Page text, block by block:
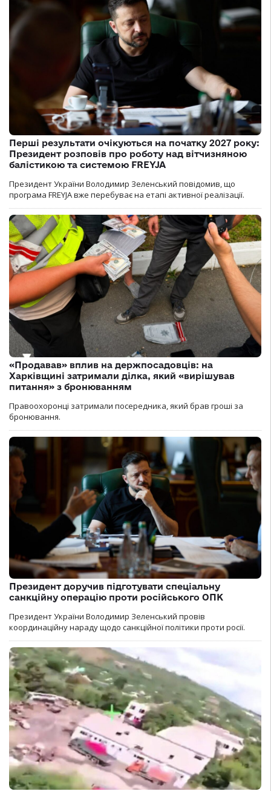
Перші результати очікуються на початку 2027 року:
Президент розповів про роботу над вітчизняною
балістикою та системою FREYJA
Президент України Володимир Зеленський повідомив, що
програма FREYJA вже перебуває на етапі активної реалізації.
«Продавав» вплив на держпосадовців: на
Харківщині затримали ділка, який «вирішував
питання» з бронюванням
Правоохоронці затримали посередника, який брав гроші за
бронювання.
Президент доручив підготувати спеціальну
санкційну операцію проти російського ОПК
Президент України Володимир Зеленський провів
координаційну нараду щодо санкційної політики проти росії.